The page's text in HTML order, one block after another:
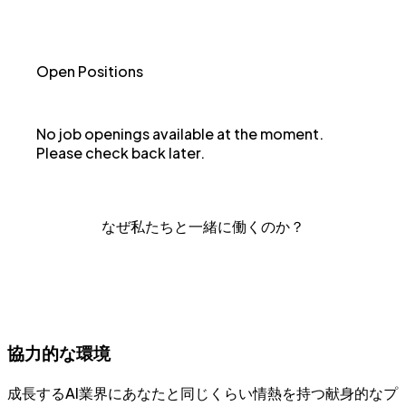
Open Positions
No job openings available at the moment.
Please check back later.
なぜ私たちと一緒に働くのか？
協力的な環境
成長するAI業界にあなたと同じくらい情熱を持つ献身的なプ